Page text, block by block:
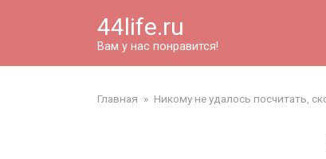
44life.ru
Вам у нас понравится!
Главная » Никому не удалось посчитать,